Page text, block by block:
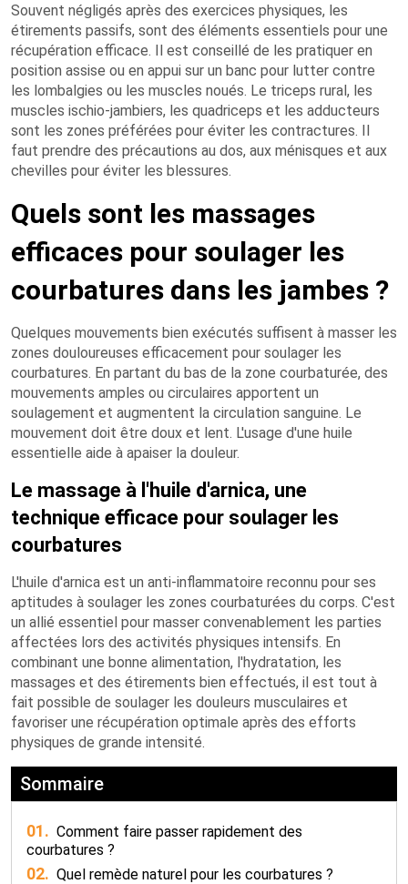
Souvent négligés après des exercices physiques, les
étirements passifs, sont des éléments essentiels pour une
récupération efficace. Il est conseillé de les pratiquer en
position assise ou en appui sur un banc pour lutter contre
les lombalgies ou les muscles noués. Le triceps rural, les
muscles ischio-jambiers, les quadriceps et les adducteurs
sont les zones préférées pour éviter les contractures. Il
faut prendre des précautions au dos, aux ménisques et aux
chevilles pour éviter les blessures.
Quels sont les massages
efficaces pour soulager les
courbatures dans les jambes ?
Quelques mouvements bien exécutés suffisent à masser les
zones douloureuses efficacement pour soulager les
courbatures. En partant du bas de la zone courbaturée, des
mouvements amples ou circulaires apportent un
soulagement et augmentent la circulation sanguine. Le
mouvement doit être doux et lent. L'usage d'une huile
essentielle aide à apaiser la douleur.
Le massage à l'huile d'arnica, une
technique efficace pour soulager les
courbatures
L'huile d'arnica est un anti-inflammatoire reconnu pour ses
aptitudes à soulager les zones courbaturées du corps. C'est
un allié essentiel pour masser convenablement les parties
affectées lors des activités physiques intensifs. En
combinant une bonne alimentation, l'hydratation, les
massages et des étirements bien effectués, il est tout à
fait possible de soulager les douleurs musculaires et
favoriser une récupération optimale après des efforts
physiques de grande intensité.
Sommaire
01. Comment faire passer rapidement des
courbatures ?
02. Quel remède naturel pour les courbatures ?